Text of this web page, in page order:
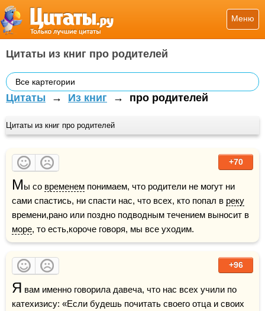
Меню
Цитаты из книг про родителей
Все картегории
Цитаты → Из книг → про родителей
Цитаты из книг про родителей
+70
Мы со временем понимаем, что родители не могут ни
сами спастись, ни спасти нас, что всех, кто попал в реку
море, то есть,короче говоря, мы все уходим.
+96
Я вам именно говорила давеча, что нас всех учили по
катехизису: «Если будешь почитать своего отца и своих